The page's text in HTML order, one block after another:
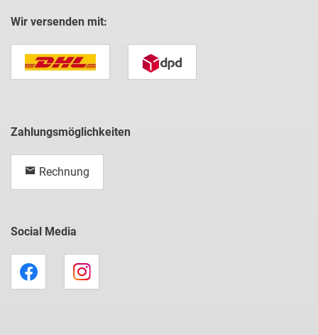
Wir versenden mit:
Zahlungsmöglichkeiten
Rechnung
Social Media